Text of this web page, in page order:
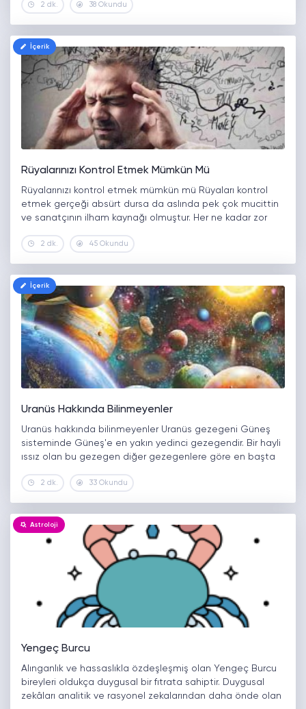
çalışmalar ile gezegenlerden hangisinin yaşama elverişli
2 dk. 38 Okundu
İçerik
Rüyalarınızı Kontrol Etmek Mümkün Mü
Rüyalarınızı kontrol etmek mümkün mü Rüyaları kontrol
etmek gerçeği absürt dursa da aslında pek çok mucittin
ve sanatçının ilham kaynağı olmuştur. Her ne kadar zor
egzersizlerine…
2 dk. 45 Okundu
İçerik
Uranüs Hakkında Bilinmeyenler
Uranüs hakkında bilinmeyenler Uranüs gezegeni Güneş
sisteminde Güneş'e en yakın yedinci gezegendir. Bir hayli
ıssız olan bu gezegen diğer gezegenlere göre en başta
gezegen ilk bakışta MÖ…
2 dk. 33 Okundu
Astroloji
Yengeç Burcu
Alınganlık ve hassaslıkla özdeşleşmiş olan Yengeç Burcu
bireyleri oldukça duygusal bir fıtrata sahiptir. Duygusal
zekâları analitik ve rasyonel zekalarından daha önde olan